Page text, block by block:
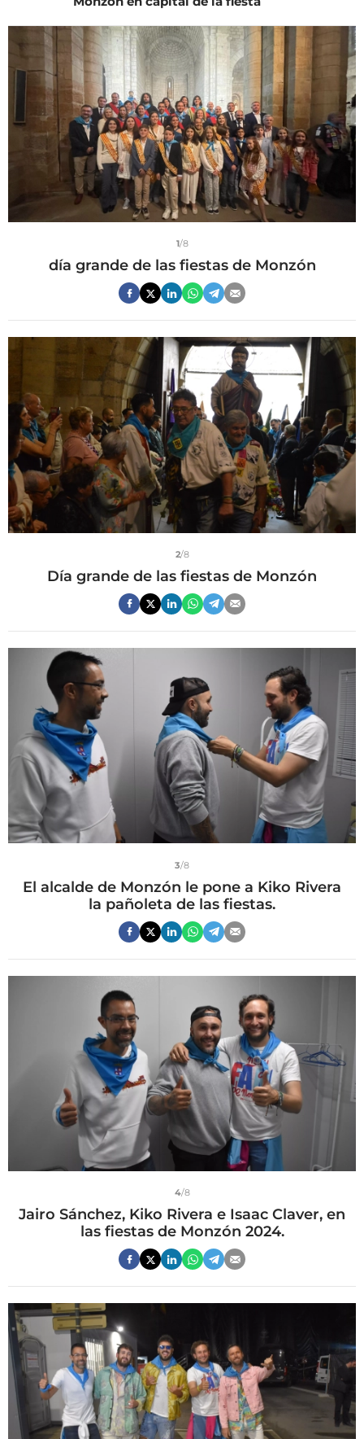
1/8
día grande de las fiestas de Monzón
2/8
Día grande de las fiestas de Monzón
3/8
El alcalde de Monzón le pone a Kiko Rivera
la pañoleta de las fiestas.
4/8
Jairo Sánchez, Kiko Rivera e Isaac Claver, en
las fiestas de Monzón 2024.